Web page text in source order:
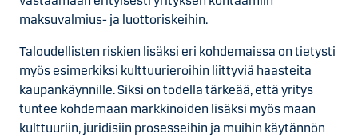
maksuvalmius- ja luottoriskeihin.
Taloudellisten riskien lisäksi eri kohdemaissa on tietysti
myös esimerkiksi kulttuurieroihin liittyviä haasteita
kaupankäynnille. Siksi on todella tärkeää, että yritys
tuntee kohdemaan markkinoiden lisäksi myös maan
kulttuuriin, juridisiin prosesseihin ja muihin käytännön